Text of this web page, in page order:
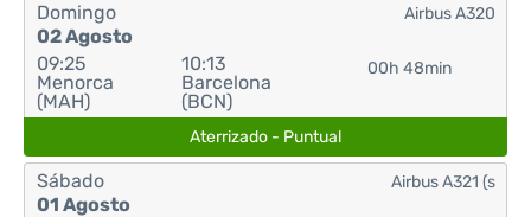
Domingo
02 Agosto
09:25
Menorca
(MAH)
10:13
Barcelona
(BCN)
00h 48min
Airbus A320
Aterrizado - Puntual
Sábado
01 Agosto
Airbus A321 (s